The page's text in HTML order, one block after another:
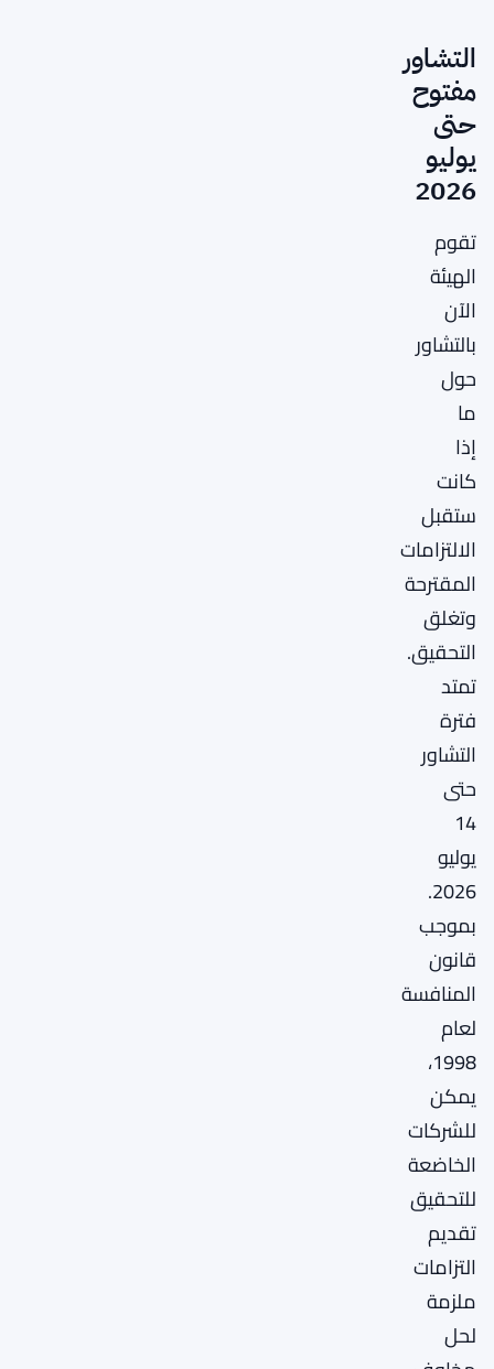
التشاور
مفتوح
حتى
يوليو
2026
تقوم
الهيئة
الآن
بالتشاور
حول
ما
إذا
كانت
ستقبل
الالتزامات
المقترحة
وتغلق
التحقيق.
تمتد
فترة
التشاور
حتى
14
يوليو
2026.
بموجب
قانون
المنافسة
لعام
1998،
يمكن
للشركات
الخاضعة
للتحقيق
تقديم
التزامات
ملزمة
لحل